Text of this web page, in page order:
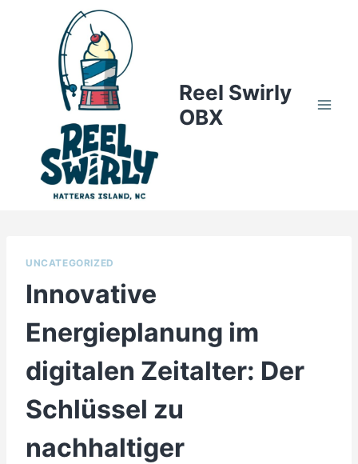
Reel Swirly
OBX
UNCATEGORIZED
Innovative
Energieplanung im
digitalen Zeitalter: Der
Schlüssel zu
nachhaltiger